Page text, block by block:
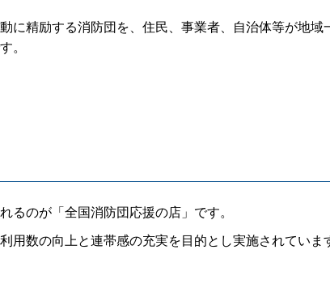
精励する消防団を、住民、事業者、自治体等が地
。
のが「全国消防団応援の店」です。
数の向上と連帯感の充実を目的とし実施されていま